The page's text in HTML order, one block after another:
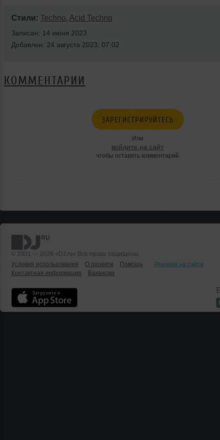
Стили: Techno, Acid Techno
Записан: 14 июня 2023
Добавлен: 24 августа 2023, 07:02
КОММЕНТАРИИ
ЗАРЕГИСТРИРУЙТЕСЬ
Или
войдите на сайт
чтобы оставить комментарий
© 2001 — 2026 «DJ.ru» Все права защищены.
Условия использования
О проекте Помощь
Реклама на сайте
Контактная информация
Вакансии